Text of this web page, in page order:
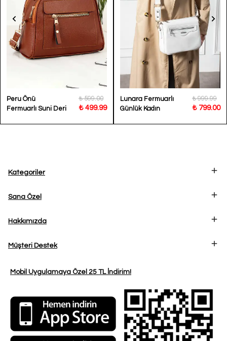
Peru Önü
Fermuarlı Suni Deri
₺ 599.00
₺ 499.99
Lunara Fermuarlı
Günlük Kadın
₺ 999.99
₺ 799.00
Kategoriler
Sana Özel
Hakkımızda
Müşteri Destek
Mobil Uygulamaya Özel 25 TL İndirim!